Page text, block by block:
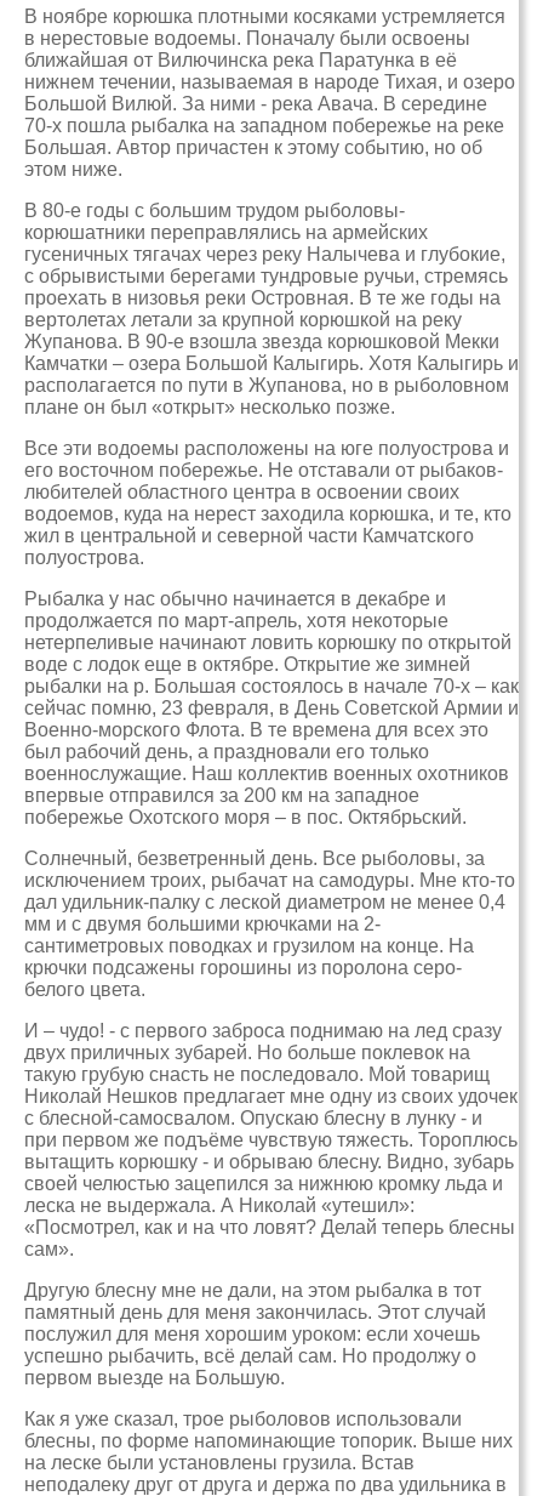
В ноябре корюшка плотными косяками устремляется
в нерестовые водоемы. Поначалу были освоены
ближайшая от Вилючинска река Паратунка в её
нижнем течении, называемая в народе Тихая, и озеро
Большой Вилюй. За ними - река Авача. В середине
70-х пошла рыбалка на западном побережье на реке
Большая. Автор причастен к этому событию, но об
этом ниже.
В 80-е годы с большим трудом рыболовы-
корюшатники переправлялись на армейских
гусеничных тягачах через реку Налычева и глубокие,
с обрывистыми берегами тундровые ручьи, стремясь
проехать в низовья реки Островная. В те же годы на
вертолетах летали за крупной корюшкой на реку
Жупанова. В 90-е взошла звезда корюшковой Мекки
Камчатки – озера Большой Калыгирь. Хотя Калыгирь и
располагается по пути в Жупанова, но в рыболовном
плане он был «открыт» несколько позже.
Все эти водоемы расположены на юге полуострова и
его восточном побережье. Не отставали от рыбаков-
любителей областного центра в освоении своих
водоемов, куда на нерест заходила корюшка, и те, кто
жил в центральной и северной части Камчатского
полуострова.
Рыбалка у нас обычно начинается в декабре и
продолжается по март-апрель, хотя некоторые
нетерпеливые начинают ловить корюшку по открытой
воде с лодок еще в октябре. Открытие же зимней
рыбалки на р. Большая состоялось в начале 70-х – как
сейчас помню, 23 февраля, в День Советской Армии и
Военно-морского Флота. В те времена для всех это
был рабочий день, а праздновали его только
военнослужащие. Наш коллектив военных охотников
впервые отправился за 200 км на западное
побережье Охотского моря – в пос. Октябрьский.
Солнечный, безветренный день. Все рыболовы, за
исключением троих, рыбачат на самодуры. Мне кто-то
дал удильник-палку с леской диаметром не менее 0,4
мм и с двумя большими крючками на 2-
сантиметровых поводках и грузилом на конце. На
крючки подсажены горошины из поролона серо-
белого цвета.
И – чудо! - с первого заброса поднимаю на лед сразу
двух приличных зубарей. Но больше поклевок на
такую грубую снасть не последовало. Мой товарищ
Николай Нешков предлагает мне одну из своих удочек
с блесной-самосвалом. Опускаю блесну в лунку - и
при первом же подъёме чувствую тяжесть. Тороплюсь
вытащить корюшку - и обрываю блесну. Видно, зубарь
своей челюстью зацепился за нижнюю кромку льда и
леска не выдержала. А Николай «утешил»:
«Посмотрел, как и на что ловят? Делай теперь блесны
сам».
Другую блесну мне не дали, на этом рыбалка в тот
памятный день для меня закончилась. Этот случай
послужил для меня хорошим уроком: если хочешь
успешно рыбачить, всё делай сам. Но продолжу о
первом выезде на Большую.
Как я уже сказал, трое рыболовов использовали
блесны, по форме напоминающие топорик. Выше них
на леске были установлены грузила. Встав
неподалеку друг от друга и держа по два удильника в